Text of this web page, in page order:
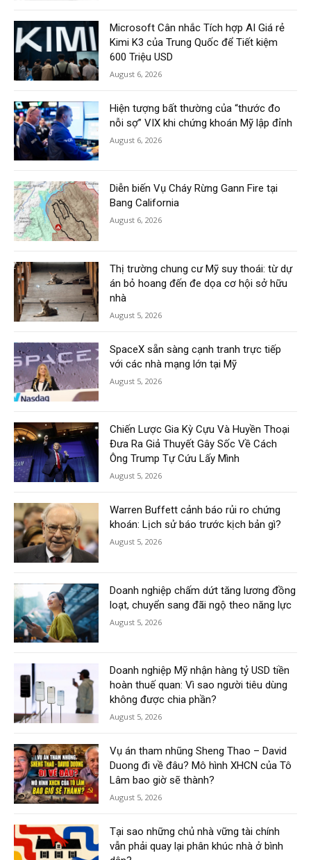
Microsoft Cân nhắc Tích hợp AI Giá rẻ
Kimi K3 của Trung Quốc để Tiết kiệm
600 Triệu USD
August 6, 2026
Hiện tượng bất thường của “thước đo
nỗi sợ” VIX khi chứng khoán Mỹ lập đỉnh
August 6, 2026
Diễn biến Vụ Cháy Rừng Gann Fire tại
Bang California
August 6, 2026
Thị trường chung cư Mỹ suy thoái: từ dự
án bỏ hoang đến đe dọa cơ hội sở hữu
nhà
August 5, 2026
SpaceX sẵn sàng cạnh tranh trực tiếp
với các nhà mạng lớn tại Mỹ
August 5, 2026
Chiến Lược Gia Kỳ Cựu Và Huyền Thoại
Đưa Ra Giả Thuyết Gây Sốc Về Cách
Ông Trump Tự Cứu Lấy Mình
August 5, 2026
Warren Buffett cảnh báo rủi ro chứng
khoán: Lịch sử báo trước kịch bản gì?
August 5, 2026
Doanh nghiệp chấm dứt tăng lương đồng
loạt, chuyển sang đãi ngộ theo năng lực
August 5, 2026
Doanh nghiệp Mỹ nhận hàng tỷ USD tiền
hoàn thuế quan: Vì sao người tiêu dùng
không được chia phần?
August 5, 2026
Vụ án tham nhũng Sheng Thao – David
Duong đi về đâu? Mô hình XHCN của Tô
Lâm bao giờ sẽ thành?
August 5, 2026
Tại sao những chủ nhà vững tài chính
vẫn phải quay lại phân khúc nhà ở bình